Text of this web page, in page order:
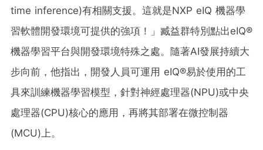
time inference)有相關支援。這就是NXP eIQ 機器學
習軟體開發環境可提供的強項！」臧益群特別點出eIQ®
機器學習平台與開發環境特殊之處。隨著AI發展持續大
步向前，他指出，開發人員可運用 eIQ®易於使用的工
具來訓練機器學習模型，針對神經處理器(NPU)或中央
處理器(CPU)核心的應用，再將其部署在微控制器
(MCU)上。